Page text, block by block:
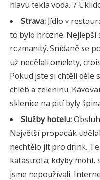
hlavu tekla voda. :/
Strava: Jídlo v
to bylo hrozné. Nejlepší
rozmanitý. Snídaně se
už nedělali omelety,
Pokud jste si chtěli déle
chléb a zeleninu.
sklenice na pití byly
Služby hotelu:
Největší propadák
nechtělo jít pro drink.
katastrofa; kdyby mohl,
jsme nepoužívali.